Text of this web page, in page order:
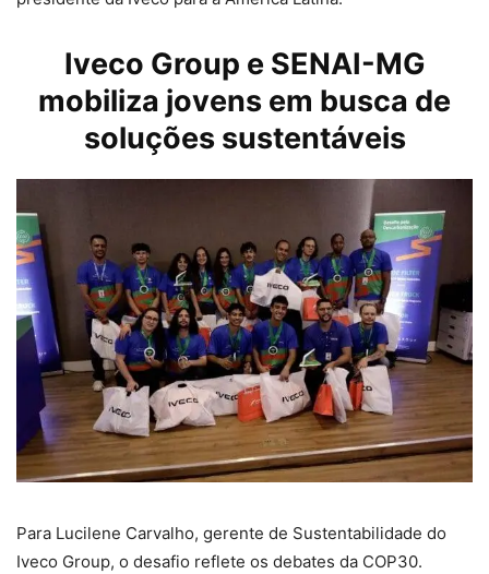
Iveco Group e SENAI-MG
mobiliza jovens em busca de
soluções sustentáveis
Para Lucilene Carvalho, gerente de Sustentabilidade do
Iveco Group, o desafio reflete os debates da COP30.